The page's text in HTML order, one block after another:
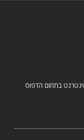
בתחום הדפוס